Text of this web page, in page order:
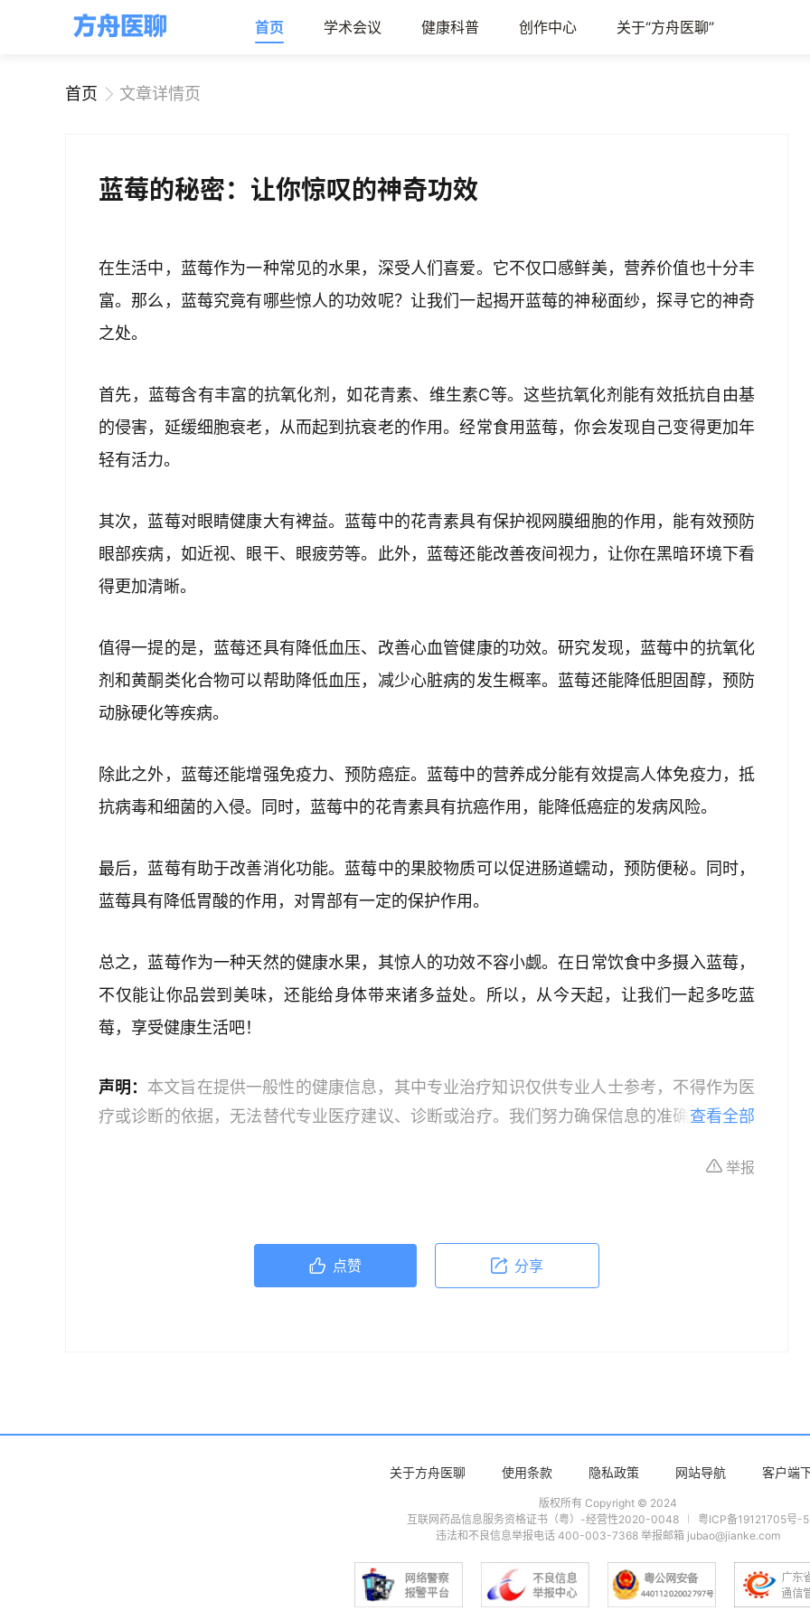
首页 学术会议 健康科普 创作中心 关于“方舟医聊”
首页 文章详情页
蓝莓的秘密：让你惊叹的神奇功效
在生活中，蓝莓作为一种常见的水果，深受人们喜爱。它不仅口感鲜美，营养价值也十分丰
富。那么，蓝莓究竟有哪些惊人的功效呢？让我们一起揭开蓝莓的神秘面纱，探寻它的神奇
之处。
首先，蓝莓含有丰富的抗氧化剂，如花青素、维生素C等。这些抗氧化剂能有效抵抗自由基
的侵害，延缓细胞衰老，从而起到抗衰老的作用。经常食用蓝莓，你会发现自己变得更加年
轻有活力。
其次，蓝莓对眼睛健康大有裨益。蓝莓中的花青素具有保护视网膜细胞的作用，能有效预防
眼部疾病，如近视、眼干、眼疲劳等。此外，蓝莓还能改善夜间视力，让你在黑暗环境下看
得更加清晰。
值得一提的是，蓝莓还具有降低血压、改善心血管健康的功效。研究发现，蓝莓中的抗氧化
剂和黄酮类化合物可以帮助降低血压，减少心脏病的发生概率。蓝莓还能降低胆固醇，预防
动脉硬化等疾病。
除此之外，蓝莓还能增强免疫力、预防癌症。蓝莓中的营养成分能有效提高人体免疫力，抵
抗病毒和细菌的入侵。同时，蓝莓中的花青素具有抗癌作用，能降低癌症的发病风险。
最后，蓝莓有助于改善消化功能。蓝莓中的果胶物质可以促进肠道蠕动，预防便秘。同时，
蓝莓具有降低胃酸的作用，对胃部有一定的保护作用。
总之，蓝莓作为一种天然的健康水果，其惊人的功效不容小觑。在日常饮食中多摄入蓝莓，
不仅能让你品尝到美味，还能给身体带来诸多益处。所以，从今天起，让我们一起多吃蓝
莓，享受健康生活吧！
声明： 本文旨在提供一般性的健康信息，其中专业治疗知识仅供专业人士参考，不得作为医
疗或诊断的依据，无法替代专业医疗建议、诊断或治疗。我们努力确保信息的准确性，但本
策时，应咨询合格的医疗专业人员。对于依据本文内容采取的任何行动，本文作者、出版方
查看全部
举报
点赞 分享
关于方舟医聊 使用条款 隐私政策 网站导航 客户端
版权所有 Copyright © 2024
互联网药品信息服务资格证书（粤）-经营性2020-0048
粤ICP备19121705号-5
违法和不良信息举报电话 400-003-7368 举报邮箱 jubao@jianke.com